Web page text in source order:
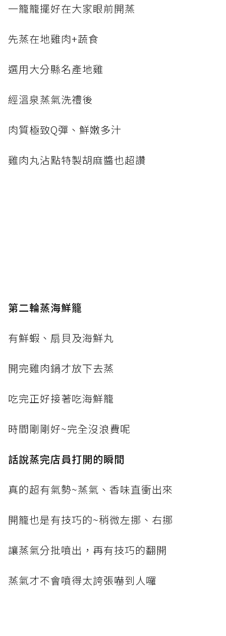
一籠籠擺好在大家眼前開蒸
先蒸在地雞肉+蔬食
選用大分縣名產地雞
經溫泉蒸氣洗禮後
肉質極致Q彈、鮮嫩多汁
雞肉丸沾點特製胡麻醬也超讚
第二輪蒸海鮮籠
有鮮蝦、扇貝及海鮮丸
開完雞肉鍋才放下去蒸
吃完正好接著吃海鮮籠
時間剛剛好~完全沒浪費呢
話說蒸完店員打開的瞬間
真的超有氣勢~蒸氣、香味直衝出來
開籠也是有技巧的~稍微左挪、右挪
讓蒸氣分批噴出，再有技巧的翻開
蒸氣才不會噴得太誇張嚇到人囉